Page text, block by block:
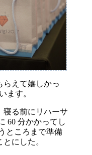
らえて嬉しかっ
ます。
寝る前にリハーサ
60 分かかってし
ところまで準備
にした。